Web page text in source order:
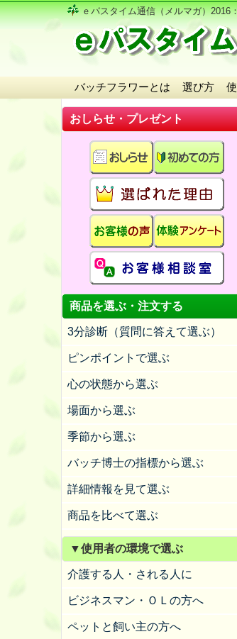
ｅパスタイム通信（メルマガ）2016
バッチフラワーとは 選び方
おしらせ・プレゼント
商品を選ぶ・注文する
3分診断（質問に答えて選ぶ）
ピンポイントで選ぶ
心の状態から選ぶ
場面から選ぶ
季節から選ぶ
バッチ博士の指標から選ぶ
詳細情報を見て選ぶ
商品を比べて選ぶ
▼使用者の環境で選ぶ
介護する人・される人に
ビジネスマン・ＯＬの方へ
ペットと飼い主の方へ